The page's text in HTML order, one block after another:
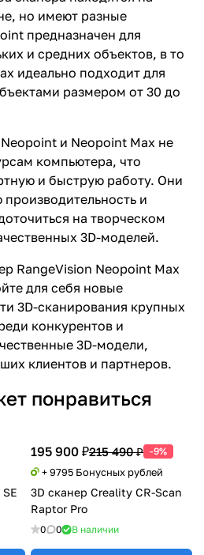
но имеют разные
предназначен для
и средних объектов, в то
идеально подходит для
размером от 30 до
и Neopoint Max не
компьютера, что
и быструю работу. Они
и
на творческом
3D-моделей.
RangeVision Neopoint Max
для себя новые
3D-сканирования крупных
конкурентов и
3D-модели,
клиентов и партнеров.
понравиться
195 900 ₽215 490 ₽ -9%
+ 9795 Бонусных рублей
3D сканер Creality CR-Scan
Raptor Pro
0 0 В наличии